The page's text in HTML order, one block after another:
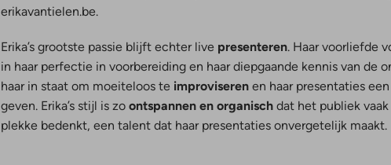
erikavantielen.be.
Erika’s grootste passie blijft echter live presenteren. Haar voorliefde
in haar perfectie in voorbereiding en haar diepgaande kennis van de
haar in staat om moeiteloos te improviseren en haar presentaties een
geven. Erika’s stijl is zoontspannen en organisch dat het publiek
plekke bedenkt, een talent dat haar presentaties onvergetelijk maakt.